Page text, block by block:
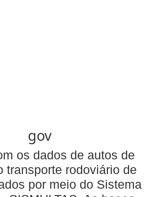
gov
os dados de autos de
transporte rodoviário de
por meio do Sistema